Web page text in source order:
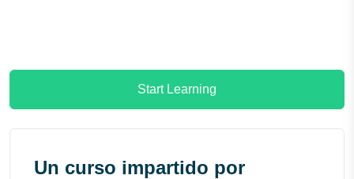
Start Learning
Un curso impartido por